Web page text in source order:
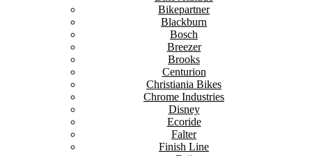
Bikepartner
Blackburn
Bosch
Breezer
Brooks
Centurion
Christiania Bikes
Chrome Industries
Disney
Ecoride
Falter
Finish Line